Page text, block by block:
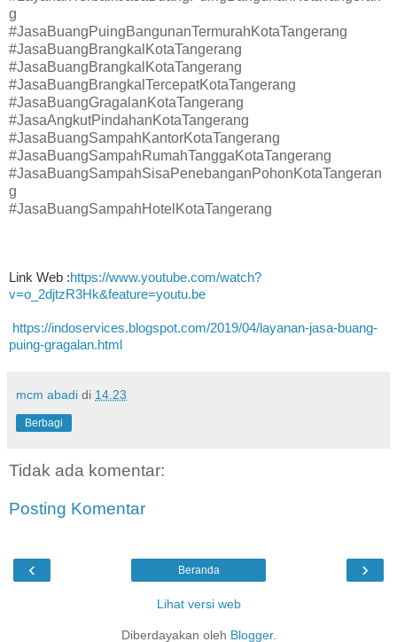
g
#JasaBuangPuingBangunanTermurahKotaTangerang
#JasaBuangBrangkalKotaTangerang
#JasaBuangBrangkalKotaTangerang
#JasaBuangBrangkalTercepatKotaTangerang
#JasaBuangGragalanKotaTangerang
#JasaAngkutPindahanKotaTangerang
#JasaBuangSampahKantorKotaTangerang
#JasaBuangSampahRumahTanggaKotaTangerang
#JasaBuangSampahSisaPenebanganPohonKotaTangeran
g
#JasaBuangSampahHotelKotaTangerang
Link Web :https://www.youtube.com/watch?
v=o_2djtzR3Hk&feature=youtu.be
https://indoservices.blogspot.com/2019/04/layanan-jasa-buang-
puing-gragalan.html
mcm abadi di 14.23
Berbagi
Tidak ada komentar:
Posting Komentar
‹ ›
Beranda
Lihat versi web
Diberdayakan oleh Blogger.